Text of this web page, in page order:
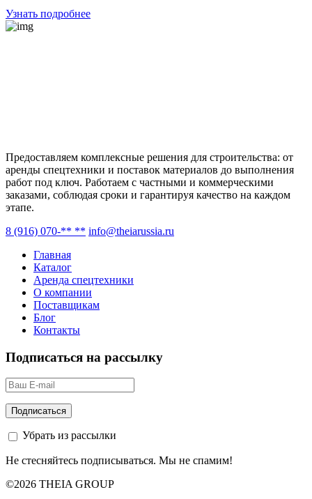
Узнать подробнее
Предоставляем комплексные решения для строительства: от
аренды спецтехники и поставок материалов до выполнения
работ под ключ. Работаем с частными и коммерческими
заказами, соблюдая сроки и гарантируя качество на каждом
этапе.
8 (916) 070-** ** info@theiarussia.ru
Главная
Каталог
Аренда спецтехники
О компании
Поставщикам
Блог
Контакты
Подписаться на рассылку
Убрать из рассылки
Не стесняйтесь подписываться. Мы не спамим!
©2026 THEIA GROUP